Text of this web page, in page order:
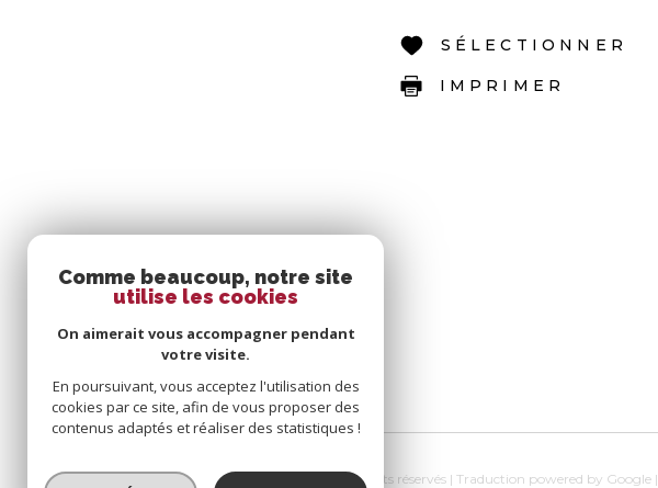
SÉLECTIONNER
IMPRIMER
© 2026 | Tous droits réservés | Traduction powered by Google |
Comme beaucoup, notre site
utilise les cookies
On aimerait vous accompagner pendant
votre visite.
En poursuivant, vous acceptez l'utilisation des
cookies par ce site, afin de vous proposer des
contenus adaptés et réaliser des statistiques !